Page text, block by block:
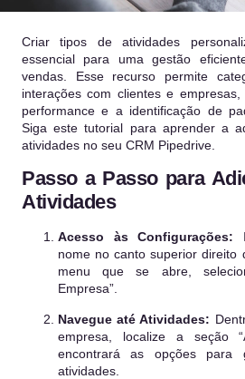
Criar tipos de atividades
essencial para uma gestão
vendas. Esse recurso permite
interações com clientes e
performance e a identificação de
Siga este tutorial para aprender a
atividades no seu CRM Pipedrive.
Passo a Passo para
Atividades
Acesso às Configurações:
nome no canto superior direito
menu que se abre,
Empresa”.
Navegue até Atividades:
empresa, localize a seção
encontrará as opções para
atividades.